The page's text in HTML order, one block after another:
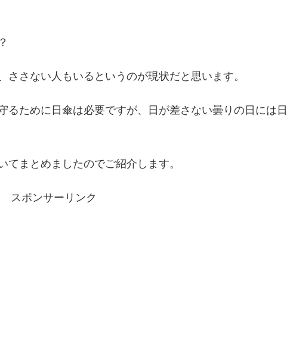
さない人もいるというのが現状だと思います。
るために日傘は必要ですが、日が差さない曇りの日には日
まとめましたのでご紹介します。
スポンサーリンク